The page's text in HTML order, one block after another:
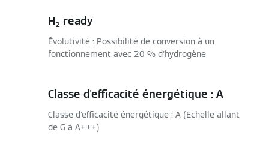
H₂ ready
Évolutivité : Possibilité de conversion à un
fonctionnement avec 20 % d'hydrogène
Classe d'efficacité énergétique : A
Classe d'efficacité énergétique : A (Echelle allant
de G à A+++)